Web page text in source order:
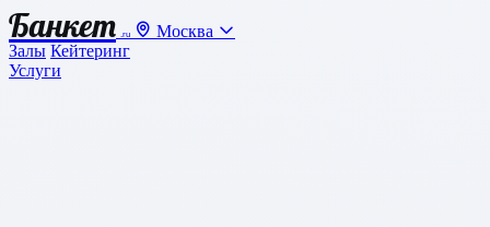
Банкет .ru
Москва
Залы Кейтеринг
Услуги